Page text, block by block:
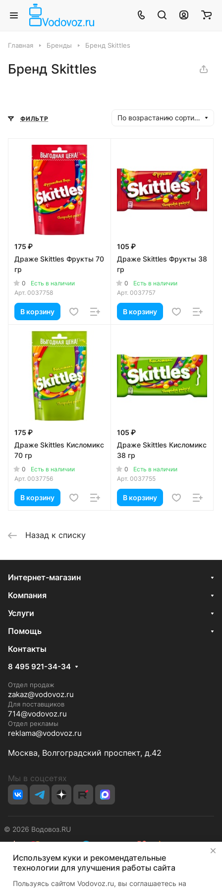
Главная Бренды Бренд Skittles
Бренд Skittles
ФИЛЬТР По возрастанию сортировки
175 ₽
Драже Skittles Фрукты 70
гр
0
Есть в наличии
Арт. 0037758
В корзину
105 ₽
Драже Skittles Фрукты 38
гр
0
Есть в наличии
Арт. 0037757
В корзину
175 ₽
Драже Skittles Кисломикс
70 гр
0
Есть в наличии
Арт. 0037756
В корзину
105 ₽
Драже Skittles Кисломикс
38 гр
0
Есть в наличии
Арт. 0037755
В корзину
Назад к списку
Интернет-магазин
Компания
Услуги
Помощь
Контакты
8 495 921-34-34
Отдел продаж
zakaz@vodovoz.ru
Для поставщиков
714@vodovoz.ru
Отдел рекламы
reklama@vodovoz.ru
Москва, Волгоградский проспект, д.42
Мы в соцсетях
© 2026 Водовоз.RU
КонфиденциальностьОферта
Используем куки и рекомендательные
технологии для улучшения работы сайта
Пользуясь сайтом Vodovoz.ru, вы соглашаетесь на